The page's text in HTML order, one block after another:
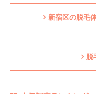
新宿区の脱毛
脱